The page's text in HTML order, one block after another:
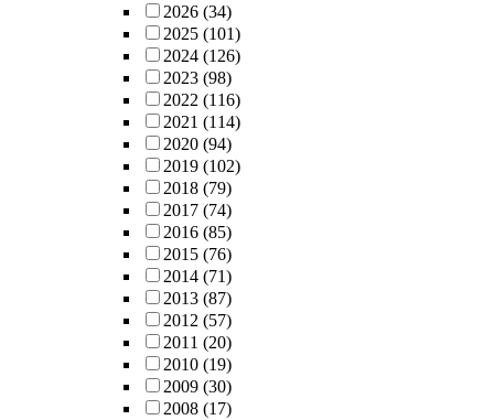
2026 (34)
2025 (101)
2024 (126)
2023 (98)
2022 (116)
2021 (114)
2020 (94)
2019 (102)
2018 (79)
2017 (74)
2016 (85)
2015 (76)
2014 (71)
2013 (87)
2012 (57)
2011 (20)
2010 (19)
2009 (30)
2008 (17)